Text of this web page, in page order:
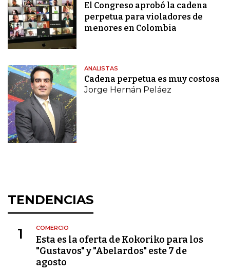
El Congreso aprobó la cadena
perpetua para violadores de
menores en Colombia
ANALISTAS
Cadena perpetua es muy costosa
Jorge Hernán Peláez
TENDENCIAS
1 COMERCIO
Esta es la oferta de Kokoriko para los
"Gustavos" y "Abelardos" este 7 de
agosto